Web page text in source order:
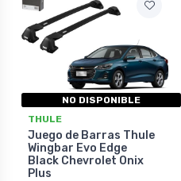
NO DISPONIBLE
THULE
Juego de Barras Thule
Wingbar Evo Edge
Black Chevrolet Onix
Plus